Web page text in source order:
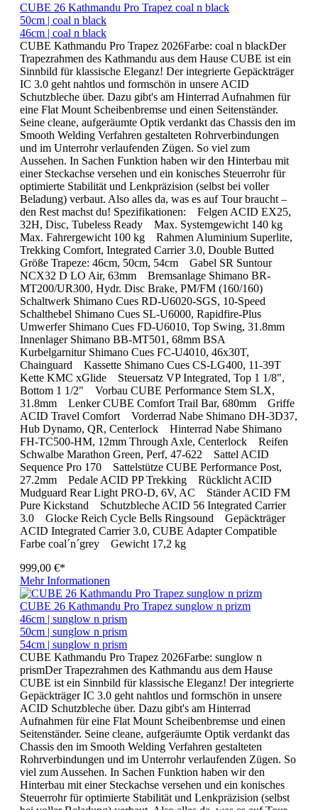
CUBE 26 Kathmandu Pro Trapez coal n black
50cm | coal n black
46cm | coal n black
CUBE Kathmandu Pro Trapez 2026Farbe: coal n blackDer
Trapezrahmen des Kathmandu aus dem Hause CUBE ist ein
Sinnbild für klassische Eleganz! Der integrierte Gepäckträger
IC 3.0 geht nahtlos und formschön in unsere ACID
Schutzbleche über. Dazu gibt's am Hinterrad Aufnahmen für
eine Flat Mount Scheibenbremse und einen Seitenständer.
Seine cleane, aufgeräumte Optik verdankt das Chassis den im
Smooth Welding Verfahren gestalteten Rohrverbindungen
und im Unterrohr verlaufenden Zügen. So viel zum
Aussehen. In Sachen Funktion haben wir den Hinterbau mit
einer Steckachse versehen und ein konisches Steuerrohr für
optimierte Stabilität und Lenkpräzision (selbst bei voller
Beladung) verbaut. Also alles da, was es auf Tour braucht –
den Rest machst du! Spezifikationen: Felgen ACID EX25,
32H, Disc, Tubeless Ready Max. Systemgewicht 140 kg
Max. Fahrergewicht 100 kg Rahmen Aluminium Superlite,
Trekking Comfort, Integrated Carrier 3.0, Double Butted
Größe Trapeze: 46cm, 50cm, 54cm Gabel SR Suntour
NCX32 D LO Air, 63mm Bremsanlage Shimano BR-
MT200/UR300, Hydr. Disc Brake, PM/FM (160/160)
Schaltwerk Shimano Cues RD-U6020-SGS, 10-Speed
Schalthebel Shimano Cues SL-U6000, Rapidfire-Plus
Umwerfer Shimano Cues FD-U6010, Top Swing, 31.8mm
Innenlager Shimano BB-MT501, 68mm BSA
Kurbelgarnitur Shimano Cues FC-U4010, 46x30T,
Chainguard Kassette Shimano Cues CS-LG400, 11-39T
Kette KMC xGlide Steuersatz VP Integrated, Top 1 1/8",
Bottom 1 1/2" Vorbau CUBE Performance Stem SLX,
31.8mm Lenker CUBE Comfort Trail Bar, 680mm Griffe
ACID Travel Comfort Vorderrad Nabe Shimano DH-3D37,
Hub Dynamo, QR, Centerlock Hinterrad Nabe Shimano
FH-TC500-HM, 12mm Through Axle, Centerlock Reifen
Schwalbe Marathon Green, Perf, 47-622 Sattel ACID
Sequence Pro 170 Sattelstütze CUBE Performance Post,
27.2mm Pedale ACID PP Trekking Rücklicht ACID
Mudguard Rear Light PRO-D, 6V, AC Ständer ACID FM
Pure Kickstand Schutzbleche ACID 56 Integrated Carrier
3.0 Glocke Reich Cycle Bells Ringsound Gepäckträger
ACID Integrated Carrier 3.0, CUBE Adapter Compatible
Farbe coal´n´grey Gewicht 17,2 kg
999,00 €*
Mehr Informationen
CUBE 26 Kathmandu Pro Trapez sunglow n prizm
46cm | sunglow n prism
50cm | sunglow n prism
54cm | sunglow n prism
CUBE Kathmandu Pro Trapez 2026Farbe: sunglow n
prismDer Trapezrahmen des Kathmandu aus dem Hause
CUBE ist ein Sinnbild für klassische Eleganz! Der integrierte
Gepäckträger IC 3.0 geht nahtlos und formschön in unsere
ACID Schutzbleche über. Dazu gibt's am Hinterrad
Aufnahmen für eine Flat Mount Scheibenbremse und einen
Seitenständer. Seine cleane, aufgeräumte Optik verdankt das
Chassis den im Smooth Welding Verfahren gestalteten
Rohrverbindungen und im Unterrohr verlaufenden Zügen. So
viel zum Aussehen. In Sachen Funktion haben wir den
Hinterbau mit einer Steckachse versehen und ein konisches
Steuerrohr für optimierte Stabilität und Lenkpräzision (selbst